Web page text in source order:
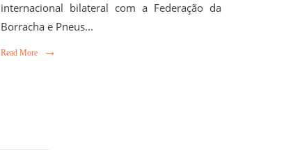
internacional bilateral com a Federação da
Borracha e Pneus...
Read More →